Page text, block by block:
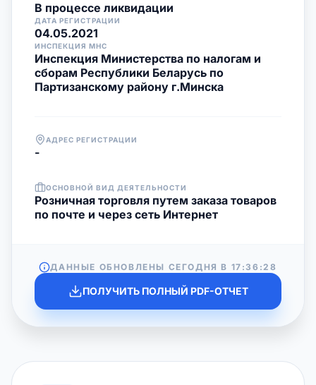
В процессе ликвидации
ДАТА РЕГИСТРАЦИИ
04.05.2021
ИНСПЕКЦИЯ МНС
Инспекция Министерства по налогам и
сборам Республики Беларусь по
Партизанскому району г.Минска
АДРЕС РЕГИСТРАЦИИ
-
ОСНОВНОЙ ВИД ДЕЯТЕЛЬНОСТИ
Розничная торговля путем заказа товаров
по почте и через сеть Интернет
ДАННЫЕ ОБНОВЛЕНЫ СЕГОДНЯ В 17:36:28
ПОЛУЧИТЬ ПОЛНЫЙ PDF-ОТЧЕТ